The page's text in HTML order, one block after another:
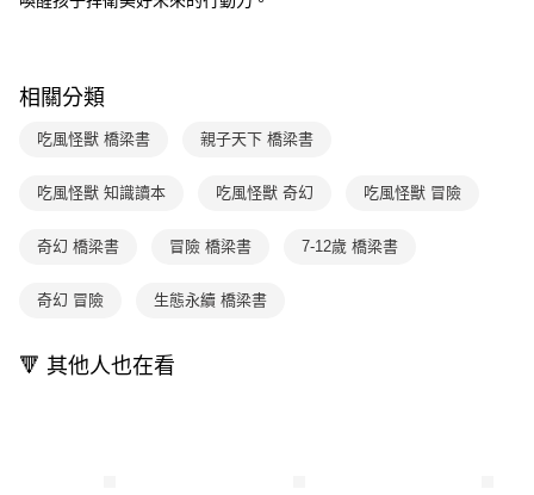
醒簡訊。
2.透過簡訊連結打開帳單後，可選擇「超商條碼／台灣大直營門市／銀行轉
帳／街口支付／iPASS MONEY」等通路繳費。
1.本服務係由「台灣大哥大股份有限公司」（以下簡稱本公司）所提供，讓
買賣價金債權讓與本公司後，依約使用本公司帳單繳交帳款。
由本公司與您本人進行分期帳單所需資料之確認、核對及更正。
２．便利：只要手機號碼，簡訊認證，即可結帳。
１．於結帳方式選擇「AFTEE先享後付」後，將跳轉至「AFTEE先享後付」
２．訂單成立數日內，您將收到繳費通知簡訊。
ATM／網路銀行／等多元方式進行付款，方視為交易完成。
※ 請注意：結帳手續完成當下不需立刻繳費，但若您需要取消訂單，請聯絡
後付繳納相關費用。
是否繳費成功／繳費後需取消欲退款等相關疑問，請聯繫「AFTEE先享後付
客戶支援中心」
https://netprotections.freshdesk.com/support/home
【注意事項】
１．透過由恩沛科技股份有限公司提供之「AFTEE先享後付」服務完成之交
每筆NT$70，滿NT$800(含以上)免運費
國內宅配/郵寄 (不適用離島、海外及郵局i郵箱)
每筆NT$200
相關分類
吃風怪獸 橋梁書 親子天下 橋梁書
吃風怪獸 知識讀本 吃風怪獸 奇幻 吃風怪獸 冒險
奇幻 橋梁書 冒險 橋梁書 7-12歲 橋梁書
奇幻 冒險 生態永續 橋梁書
🔻 其他人也在看